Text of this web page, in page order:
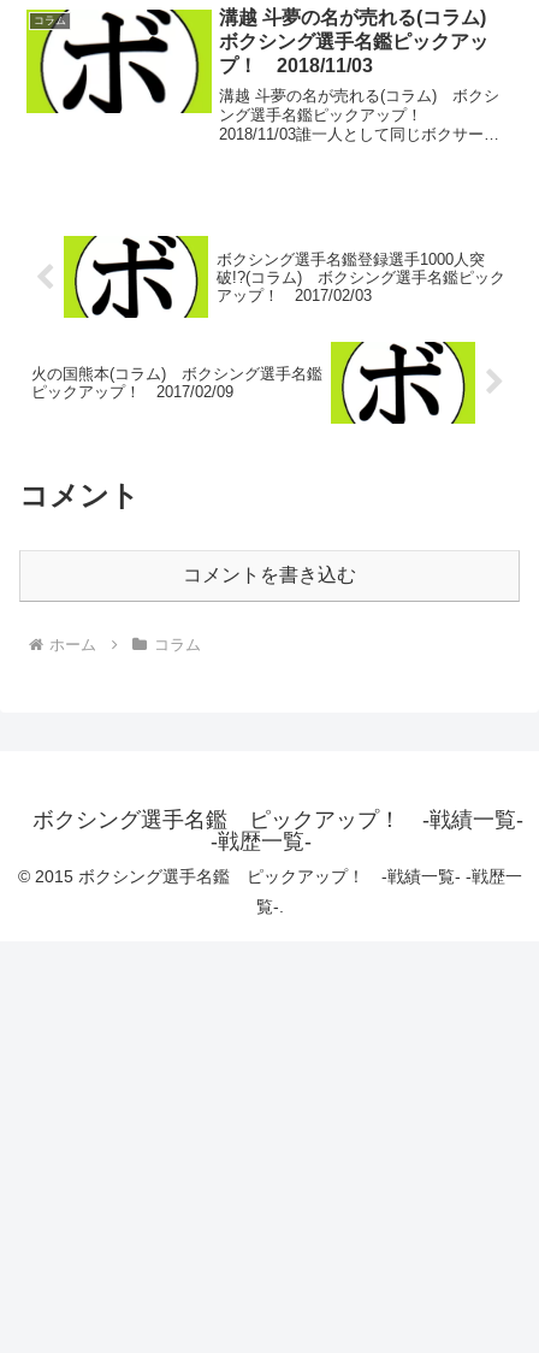
ー…。代表的なのはリカルド・ロペス(メ
キシコ)、アレク...
コラム
溝越 斗夢の名が売れる(コラム)
ボクシング選手名鑑ピックアッ
プ！ 2018/11/03
溝越 斗夢の名が売れる(コラム) ボクシ
ング選手名鑑ピックアップ！
2018/11/03誰一人として同じボクサーは
ボクシング選手名鑑登録選手1000人突
破!?(コラム) ボクシング選手名鑑ピック
アップ！ 2017/02/03
火の国熊本(コラム) ボクシング選手名鑑
ピックアップ！ 2017/02/09
コメント
コメントを書き込む
ホーム コラム
ボクシング選手名鑑 ピックアップ！ -戦績一覧-
-戦歴一覧-
© 2015 ボクシング選手名鑑 ピックアップ！ -戦績一覧- -戦歴一
覧-.